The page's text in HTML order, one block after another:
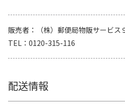
販売者
（株）郵便局物販サービス
TEL
0120-315-116
配送情報